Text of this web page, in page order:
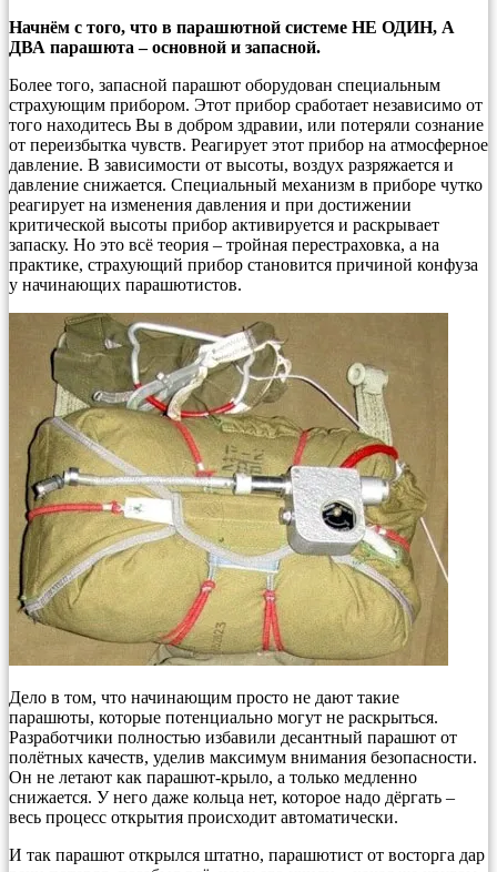
Начнём с того, что в парашютной системе НЕ ОДИН, А
ДВА парашюта – основной и запасной.
Более того, запасной парашют оборудован специальным
страхующим прибором. Этот прибор сработает независимо от
того находитесь Вы в добром здравии, или потеряли сознание
от переизбытка чувств. Реагирует этот прибор на атмосферное
давление. В зависимости от высоты, воздух разряжается и
давление снижается. Специальный механизм в приборе чутко
реагирует на изменения давления и при достижении
критической высоты прибор активируется и раскрывает
запаску. Но это всё теория – тройная перестраховка, а на
практике, страхующий прибор становится причиной конфуза
у начинающих парашютистов.
Дело в том, что начинающим просто не дают такие
парашюты, которые потенциально могут не раскрыться.
Разработчики полностью избавили десантный парашют от
полётных качеств, уделив максимум внимания безопасности.
Он не летают как парашют-крыло, а только медленно
снижается. У него даже кольца нет, которое надо дёргать –
весь процесс открытия происходит автоматически.
И так парашют открылся штатно, парашютист от восторга дар